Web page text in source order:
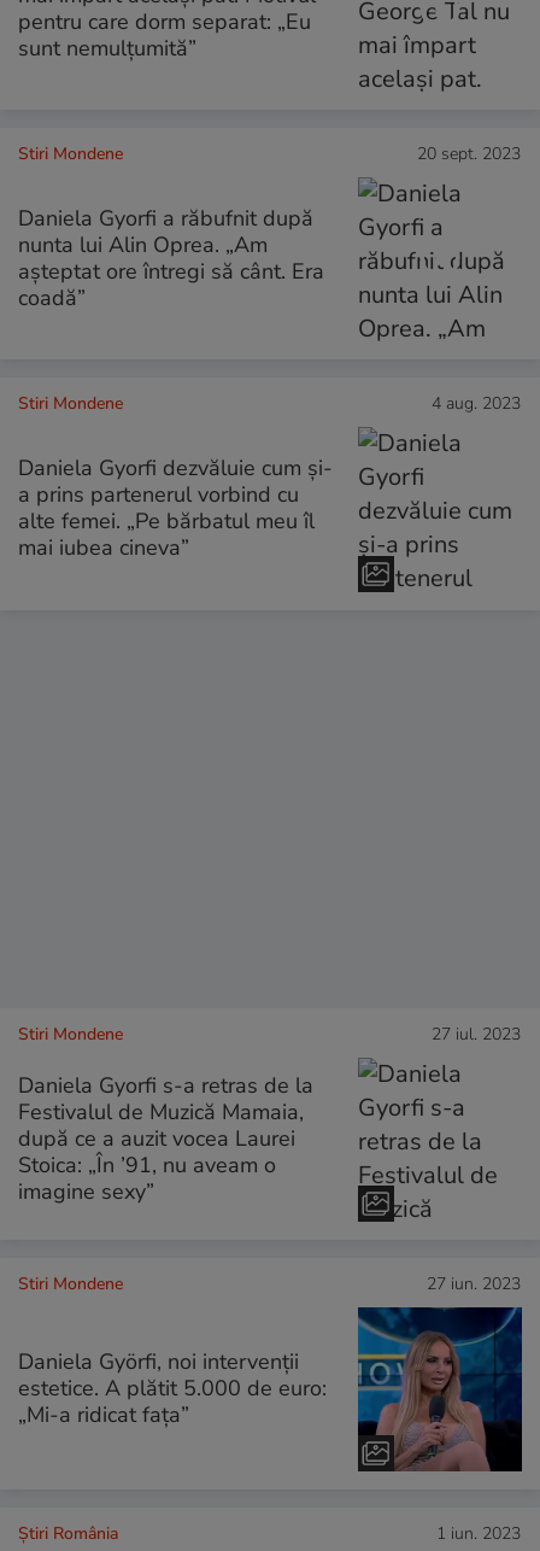
pentru care dorm separat: „Eu
sunt nemulțumită”
Stiri Mondene 20 sept. 2023
Daniela Gyorfi a răbufnit după
nunta lui Alin Oprea. „Am
așteptat ore întregi să cânt. Era
coadă”
Stiri Mondene 4 aug. 2023
Daniela Gyorfi dezvăluie cum și-
a prins partenerul vorbind cu
alte femei. „Pe bărbatul meu îl
mai iubea cineva”
Stiri Mondene 27 iul. 2023
Daniela Gyorfi s-a retras de la
Festivalul de Muzică Mamaia,
după ce a auzit vocea Laurei
Stoica: „În ’91, nu aveam o
imagine sexy”
Stiri Mondene 27 iun. 2023
Daniela Györfi, noi intervenții
estetice. A plătit 5.000 de euro:
„Mi-a ridicat fața”
Știri România 1 iun. 2023